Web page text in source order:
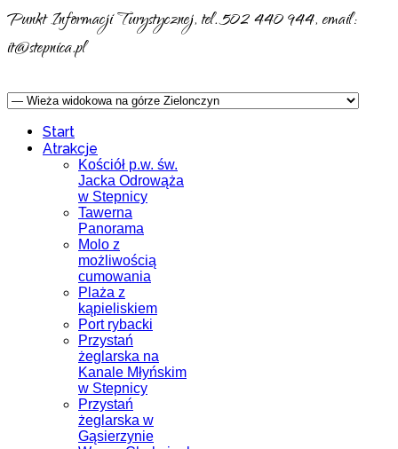
Punkt Informacji Turystycznej, tel. 502 440 944, email:
it@stepnica.pl
Start
Atrakcje
Kościół p.w. św.
Jacka Odrowąża
w Stepnicy
Tawerna
Panorama
Molo z
możliwością
cumowania
Plaża z
kąpieliskiem
Port rybacki
Przystań
żeglarska na
Kanale Młyńskim
w Stepnicy
Przystań
żeglarska w
Gąsierzynie